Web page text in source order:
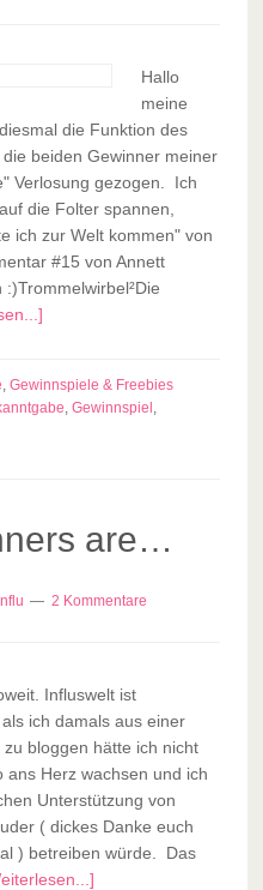
Hallo
meine
die Funktion des
beiden Gewinner meiner
Verlosung gezogen. Ich
die Folter spannen,
ich zur Welt kommen" von
#15 von Annett
, Gewinnspiele & Freebies
, Gewinnspiel ,
are…
2 Kommentare
Influswelt ist
ich damals aus einer
bloggen hätte ich nicht
Herz wachsen und ich
Unterstützung von
( dickes Danke euch
) betreiben würde. Das